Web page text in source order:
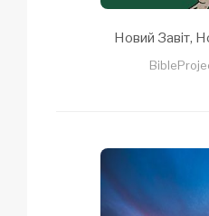
Новий Завіт,